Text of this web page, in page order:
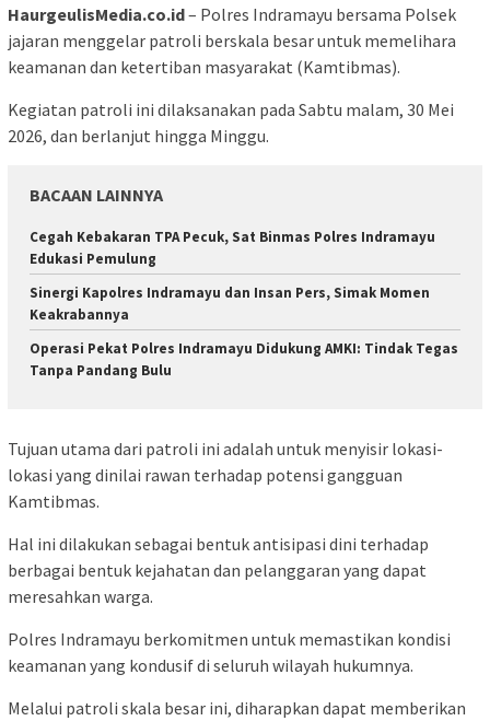
HaurgeulisMedia.co.id– Polres Indramayu bersama Polsek
jajaran menggelar patroli berskala besar untuk memelihara
keamanan dan ketertiban masyarakat (Kamtibmas).
Kegiatan patroli ini dilaksanakan pada Sabtu malam, 30 Mei
2026, dan berlanjut hingga Minggu.
BACAAN LAINNYA
Cegah Kebakaran TPA Pecuk, Sat Binmas Polres Indramayu
Edukasi Pemulung
Sinergi Kapolres Indramayu dan Insan Pers, Simak Momen
Keakrabannya
Operasi Pekat Polres Indramayu Didukung AMKI: Tindak Tegas
Tanpa Pandang Bulu
Tujuan utama dari patroli ini adalah untuk menyisir lokasi-
lokasi yang dinilai rawan terhadap potensi gangguan
Kamtibmas.
Hal ini dilakukan sebagai bentuk antisipasi dini terhadap
berbagai bentuk kejahatan dan pelanggaran yang dapat
meresahkan warga.
Polres Indramayu berkomitmen untuk memastikan kondisi
keamanan yang kondusif di seluruh wilayah hukumnya.
Melalui patroli skala besar ini, diharapkan dapat memberikan